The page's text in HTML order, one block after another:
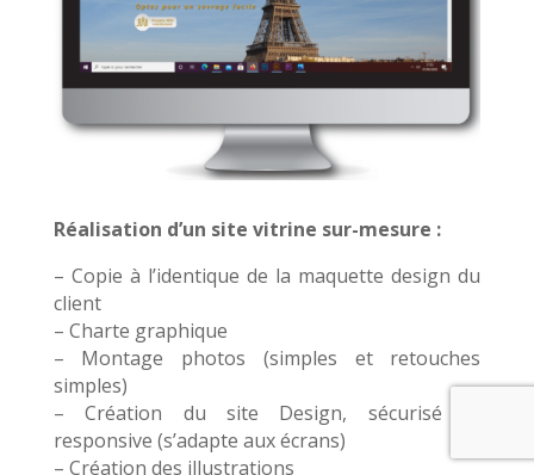
Réalisation d’un site vitrine sur-mesure :
– Copie à l’identique de la maquette design du
client
– Charte graphique
– Montage photos (simples et retouches
simples)
– Création du site Design, sécurisé et
responsive (s’adapte aux écrans)
– Création des illustrations